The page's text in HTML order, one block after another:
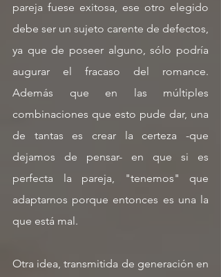
pareja fuese exitosa, ese otro elegido
debe ser un sujeto carente de defectos,
ya que de poseer alguno, sólo podría
augurar el fracaso del romance.
Además que en las múltiples
combinaciones que esto pude dar, una
de tantas es crear la certeza -que
dejamos de pensar- en que si es
perfecta la pareja, "tenemos" que
adaptarnos porque entonces es una la
que está mal.
Otra idea, transmitida de generación en